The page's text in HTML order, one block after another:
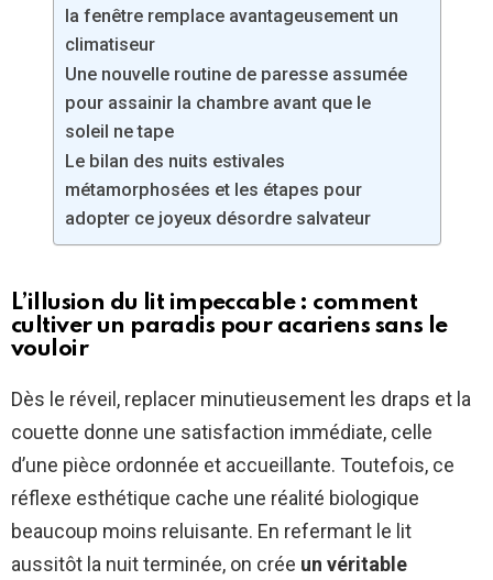
la fenêtre remplace avantageusement un
climatiseur
Une nouvelle routine de paresse assumée
pour assainir la chambre avant que le
soleil ne tape
Le bilan des nuits estivales
métamorphosées et les étapes pour
adopter ce joyeux désordre salvateur
L’illusion du lit impeccable : comment
cultiver un paradis pour acariens sans le
vouloir
Dès le réveil, replacer minutieusement les draps et la
couette donne une satisfaction immédiate, celle
d’une pièce ordonnée et accueillante. Toutefois, ce
réflexe esthétique cache une réalité biologique
beaucoup moins reluisante. En refermant le lit
aussitôt la nuit terminée, on crée un véritable